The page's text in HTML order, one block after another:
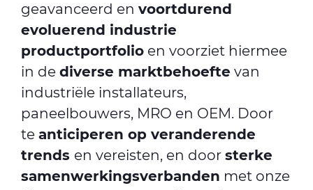
geavanceerd en voortdurend
evoluerend industrie
productportfolio en voorziet hiermee
in de diverse marktbehoefte van
industriële installateurs,
paneelbouwers, MRO en OEM. Door
te anticiperen op veranderende
trends en vereisten, en door sterke
samenwerkingsverbanden met onze